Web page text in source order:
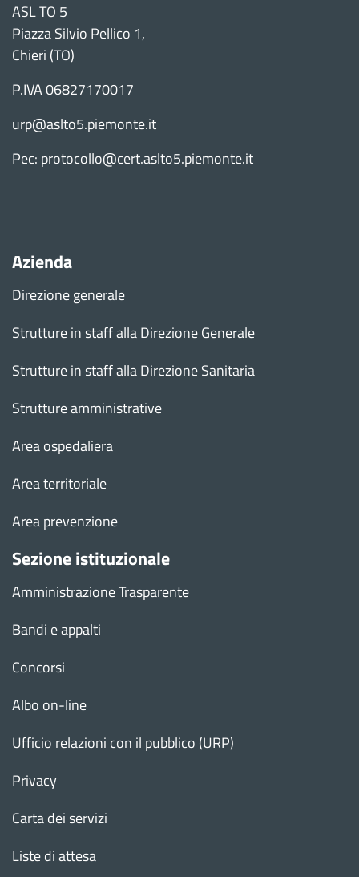
ASL TO 5
Piazza Silvio Pellico 1,
Chieri (TO)
P.IVA 06827170017
urp@aslto5.piemonte.it
Pec: protocollo@cert.aslto5.piemonte.it
Azienda
Direzione generale
Strutture in staff alla Direzione Generale
Strutture in staff alla Direzione Sanitaria
Strutture amministrative
Area ospedaliera
Area territoriale
Area prevenzione
Sezione istituzionale
Amministrazione Trasparente
Bandi e appalti
Concorsi
Albo on-line
Ufficio relazioni con il pubblico (URP)
Privacy
Carta dei servizi
Liste di attesa